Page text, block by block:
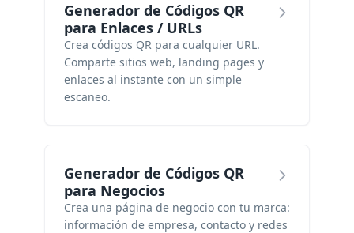
Generador de Códigos QR
para Enlaces / URLs
Crea códigos QR para cualquier URL.
Comparte sitios web, landing pages y
enlaces al instante con un simple
escaneo.
Generador de Códigos QR
para Negocios
Crea una página de negocio con tu marca:
información de empresa, contacto y redes